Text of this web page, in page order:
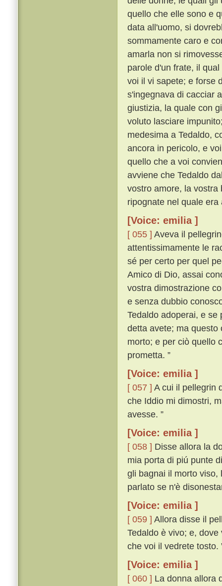
quello che elle sono e
data all'uomo, si
sommamente caro e
amarla non si
parole d'un frate, il
voi il vi sapete; e forse
s'ingegnava di cacciar
giustizia, la quale con
voluto lasciare
medesima a Tedaldo,
ancora in pericolo, e
quello che a voi
avviene che Tedaldo
vostro amore, la vostra
ripognate nel quale
[Voice: emilia ]
[ 055 ] Aveva il
attentissimamente le
sé per certo per quel
Amico di Dio, assai
vostra dimostrazione
e senza dubbio
Tedaldo adoperai, e
detta avete; ma questo
morto; e per ciò quello
prometta. ”
[Voice: emilia ]
[ 057 ] A cui il pellegrin
che Iddio mi dimostri,
avesse. ”
[Voice: emilia ]
[ 058 ] Disse allora la
mia porta di piú punte
gli bagnai il morto viso,
parlato se n'è
[Voice: emilia ]
[ 059 ] Allora disse il
Tedaldo è vivo; e,
che voi il vedrete tosto.
[Voice: emilia ]
[ 060 ] La donna allora